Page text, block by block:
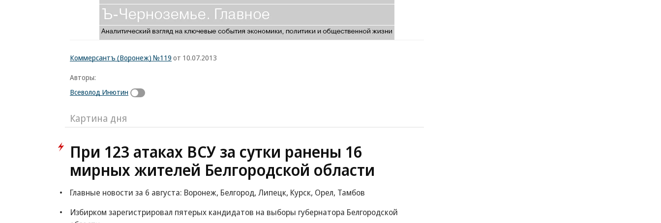
Коммерсантъ (Воронеж) №119 от 10.07.2013
Авторы:
Всеволод Инютин
Картина дня
При 123 атаках ВСУ за сутки ранены 16
мирных жителей Белгородской области
Главные новости за 6 августа: Воронеж, Белгород, Липецк, Курск, Орел, Тамбов
Избирком зарегистрировал пятерых кандидатов на выборы губернатора Белгородской